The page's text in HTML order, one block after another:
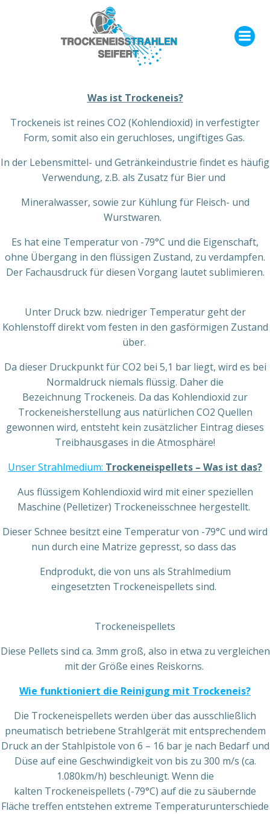
springen
Was ist Trockeneis?
Trockeneis ist reines CO2 (Kohlendioxid) in verfestigter
Form, somit also ein geruchloses, ungiftiges Gas.
In der Lebensmittel- und Getränkeindustrie findet es häufig
Verwendung, z.B. als Zusatz für Bier und
Mineralwasser, sowie zur Kühlung für Fleisch- und
Wurstwaren.
Es hat eine Temperatur von -79°C und die Eigenschaft,
ohne Übergang in den flüssigen Zustand, zu verdampfen.
Der Fachausdruck für diesen Vorgang lautet sublimieren.
Unter Druck bzw. niedriger Temperatur geht der
Kohlenstoff direkt vom festen in den gasförmigen Zustand
über.
Da dieser Druckpunkt für CO2 bei 5,1 bar liegt, wird es bei
Normaldruck niemals flüssig. Daher die
Bezeichnung Trockeneis. Da das Kohlendioxid zur
Trockeneisherstellung aus natürlichen CO2 Quellen
gewonnen wird, entsteht kein zusätzlicher Eintrag dieses
Treibhausgases in die Atmosphäre!
Unser Strahlmedium: Trockeneispellets – Was ist das?
Aus flüssigem Kohlendioxid wird mit einer speziellen
Maschine (Pelletizer) Trockeneisschnee hergestellt.
Dieser Schnee besitzt eine Temperatur von -79°C und wird
nun durch eine Matrize gepresst, so dass das
Endprodukt, die von uns als Strahlmedium
eingesetzten Trockeneispellets sind.
Trockeneispellets
Diese Pellets sind ca. 3mm groß, also in etwa zu vergleichen
mit der Größe eines Reiskorns.
Wie funktioniert die Reinigung mit Trockeneis?
Die Trockeneispellets werden über das ausschließlich
pneumatisch betriebene Strahlgerät mit entsprechendem
Druck an der Stahlpistole von 6 – 16 bar je nach Bedarf und
Düse auf eine Geschwindigkeit von bis zu 300 m/s (ca.
1.080km/h) beschleunigt. Wenn die
kalten Trockeneispellets (-79°C) auf die zu säubernde
Fläche treffen entstehen extreme Temperaturunterschiede